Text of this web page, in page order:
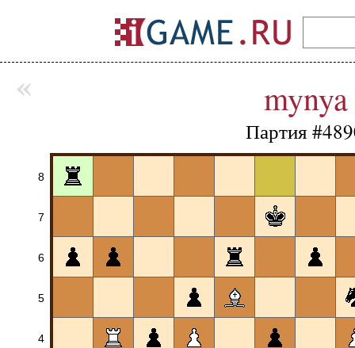
mynya
Партия
8
7
6
5
4
«